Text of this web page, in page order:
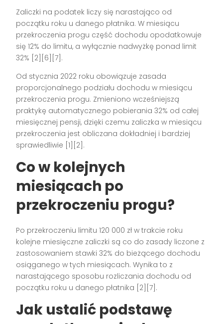
Zaliczki na podatek liczy się narastająco od
początku roku u danego płatnika. W miesiącu
przekroczenia progu część dochodu opodatkowuje
się 12% do limitu, a wyłącznie nadwyżkę ponad limit
32% [2][6][7].
Od stycznia 2022 roku obowiązuje zasada
proporcjonalnego podziału dochodu w miesiącu
przekroczenia progu. Zmieniono wcześniejszą
praktykę automatycznego pobierania 32% od całej
miesięcznej pensji, dzięki czemu zaliczka w miesiącu
przekroczenia jest obliczana dokładniej i bardziej
sprawiedliwie [1][2].
Co w kolejnych
miesiącach po
przekroczeniu progu?
Po przekroczeniu limitu 120 000 zł w trakcie roku
kolejne miesięczne zaliczki są co do zasady liczone z
zastosowaniem stawki 32% do bieżącego dochodu
osiąganego w tych miesiącach. Wynika to z
narastającego sposobu rozliczania dochodu od
początku roku u danego płatnika [2][7].
Jak ustalić podstawę